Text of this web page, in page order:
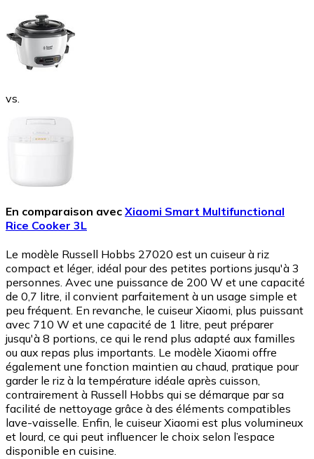
vs.
En comparaison avec Xiaomi Smart Multifunctional
Rice Cooker 3L
Le modèle Russell Hobbs 27020 est un cuiseur à riz
compact et léger, idéal pour des petites portions jusqu'à 3
personnes. Avec une puissance de 200 W et une capacité
de 0,7 litre, il convient parfaitement à un usage simple et
peu fréquent. En revanche, le cuiseur Xiaomi, plus puissant
avec 710 W et une capacité de 1 litre, peut préparer
jusqu'à 8 portions, ce qui le rend plus adapté aux familles
ou aux repas plus importants. Le modèle Xiaomi offre
également une fonction maintien au chaud, pratique pour
garder le riz à la température idéale après cuisson,
contrairement à Russell Hobbs qui se démarque par sa
facilité de nettoyage grâce à des éléments compatibles
lave-vaisselle. Enfin, le cuiseur Xiaomi est plus volumineux
et lourd, ce qui peut influencer le choix selon l’espace
disponible en cuisine.